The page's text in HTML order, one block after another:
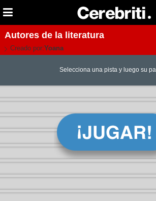
Autores de la literatura
Creado por:Yoana
Selecciona una pista y luego su